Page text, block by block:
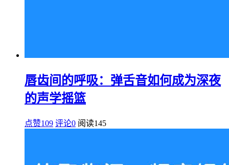
唇齿间的呼吸：弹舌音如何成为深夜
的声学摇篮
点赞109 评论0 阅读145